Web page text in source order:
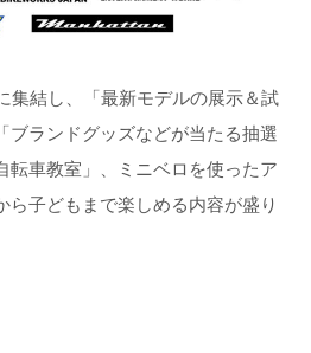
集結し、「最新モデルの展示＆試
ブランドグッズなどが当たる抽選
転車教室」、ミニベロを使ったア
ら子どもまで楽しめる内容が盛り